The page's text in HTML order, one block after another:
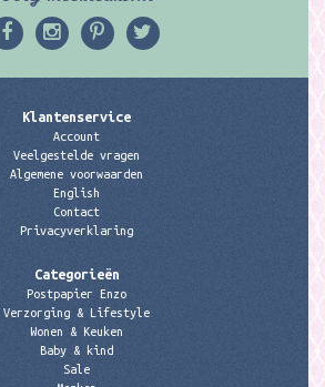
Klantenservice
Account
Veelgestelde vragen
Algemene voorwaarden
English
Contact
Privacyverklaring
Categorieën
Postpapier Enzo
Verzorging & Lifestyle
Wonen & Keuken
Baby & kind
Sale